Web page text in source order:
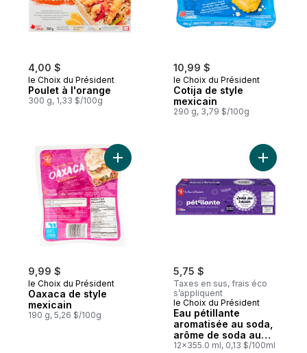
4,00 $
le Choix du Président
Poulet à l'orange
300 g, 1,33 $/100g
10,99 $
le Choix du Président
Cotija de style
mexicain
290 g, 3,79 $/100g
9,99 $
le Choix du Président
Oaxaca de style
mexicain
190 g, 5,26 $/100g
Ajouter Oaxaca de style mexicain au
5,75 $
Taxes en sus, frais éco
s’appliquent
le Choix du Président
Eau pétillante
aromatisée au soda,
arôme de soda au
raisin, 12 canettes
12x355.0 ml, 0,13 $/100ml
Ajouter